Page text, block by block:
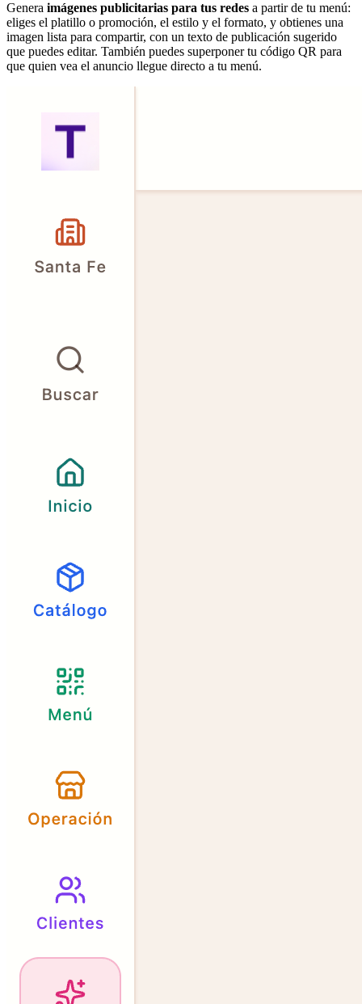
Genera imágenes publicitarias para tus redes a partir de tu menú:
eliges el platillo o promoción, el estilo y el formato, y obtienes una
imagen lista para compartir, con un texto de publicación sugerido
que puedes editar. También puedes superponer tu código QR para
que quien vea el anuncio llegue directo a tu menú.